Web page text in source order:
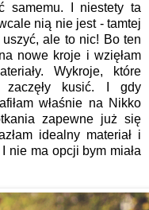
samemu. I niestety ta
nią nie jest - tamtej
ale to nic! Bo ten
nowe kroje i wzięłam
Wykroje, które
zaczęły kusić. I gdy
właśnie na Nikko
zapewne już się
idealny materiał i
nie ma opcji bym miała